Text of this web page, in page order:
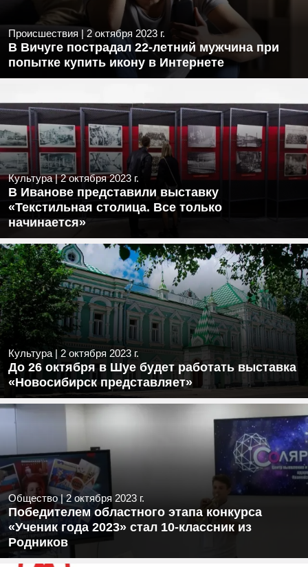
Происшествия | 2 октября 2023 г.
В Вичуге пострадал 22-летний мужчина при
попытке купить икону в Интернете
Культура|2 октября 2023 г.
В Иванове представили выставку
«Текстильная столица. Все только
начинается»
Культура | 2 октября 2023 г.
До 26 октября в Шуе будет работать выставка
«Новосибирск представляет»
Общество|2 октября 2023 г.
Победителем областного этапа конкурса
«Ученик года 2023» стал 10-классник из
Родников